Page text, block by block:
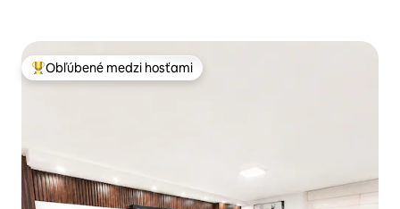
Najobľúbenejšie medzi hosťami
Obľúbené medzi hosťami